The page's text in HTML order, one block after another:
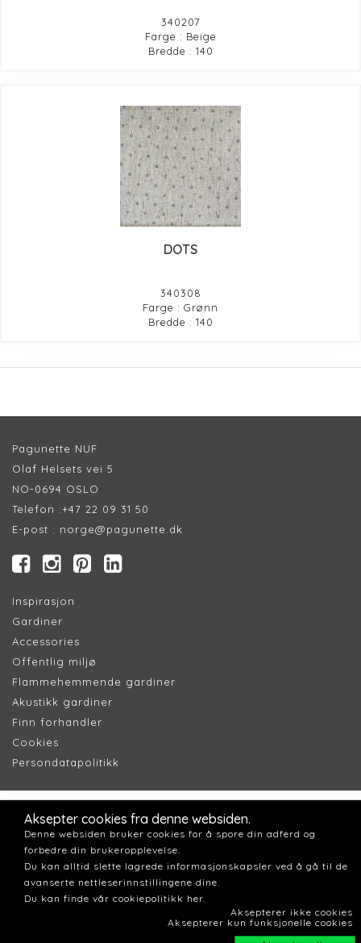
340207
Farge : Beige
Bredde : 140
DOTS
340308
Farge : Grønn
Bredde : 140
Pagunette NUF
Olaf Helsets vei 5
NO-0694 OSLO
Telefon :+47 22 09 31 50
E-post : norge@pagunette.dk
Inspirasjon
Gardiner
Accessories
Offentlig miljø
Flammehemmende gardiner
Akustikk gardiner
Finn forhandler
Cookies
Persondatapolitikk
Aksepter cookies fra denne websiden.
Denne websiden bruker cookies for å spore din adferd og
forbedre din brukeropplevelse.
Du kan alltid slette lagrede informasjonskapsler ved å gå til de
avanserte nettleserinnstillingene dine.
Du kan finde vår cookiepolitikk her.
Aksepterer ikke cookies
Aksepterer kun funksjonelle cookies